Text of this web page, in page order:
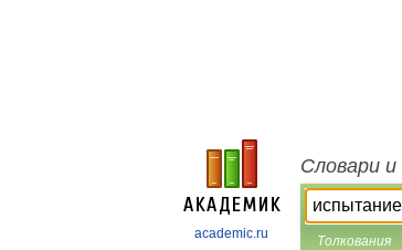
academic.ru
Словари и
Толкования